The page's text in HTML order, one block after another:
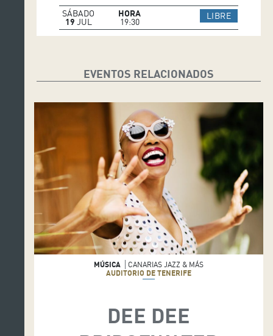
SÁBADO
19 JUL
HORA
19:30
LIBREIR A WEB
EVENTOS RELACIONADOS
MÚSICA
CANARIAS JAZZ & MÁS
AUDITORIO DE TENERIFE
DEE DEE